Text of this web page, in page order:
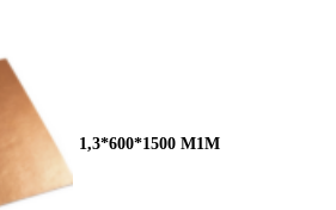
1,3*600*1500 М1М